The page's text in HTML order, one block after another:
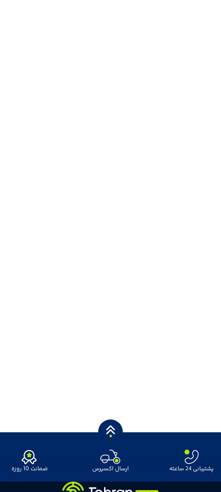
پشتیبانی 24 ساعته ارسال اکسپرس ضمانت 10 روزه